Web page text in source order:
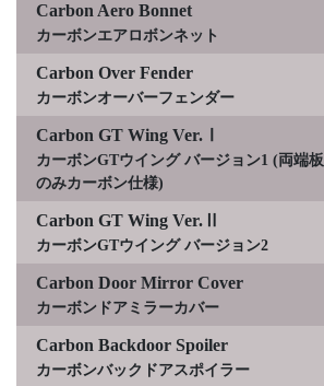
Carbon Aero Bonnet
カーボンエアロボンネット
Carbon Over Fender
カーボンオーバーフェンダー
Carbon GT Wing Ver.Ⅰ
カーボンGTウイング バージョン1 (両端板
のみカーボン仕様)
Carbon GT Wing Ver.Ⅱ
カーボンGTウイング バージョン2
Carbon Door Mirror Cover
カーボンドアミラーカバー
Carbon Backdoor Spoiler
カーボンバックドアスポイラー